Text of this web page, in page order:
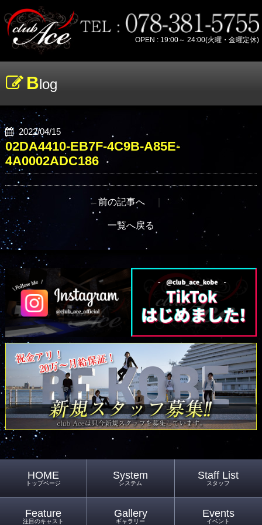
OPEN : 19:00～ 24:00(火曜・金曜定休)
Blog
2022/04/15
02DA4410-EB7F-4C9B-A85E-
4A0002ADC186
←前の記事へ ｜
一覧へ戻る
HOME
トップページ
System
システム
Staff List
スタッフ
Feature
注目のキャスト
Gallery
ギャラリー
Events
イベント